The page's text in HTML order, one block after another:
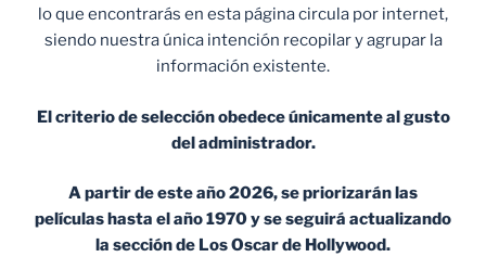
lo que encontrarás en esta página circula por internet,
siendo nuestra única intención recopilar y agrupar la
información existente.
El criterio de selección obedece únicamente al gusto
del administrador.
A partir de este año 2026, se priorizarán las
películas hasta el año 1970 y se seguirá actualizando
la sección de Los Oscar de Hollywood.